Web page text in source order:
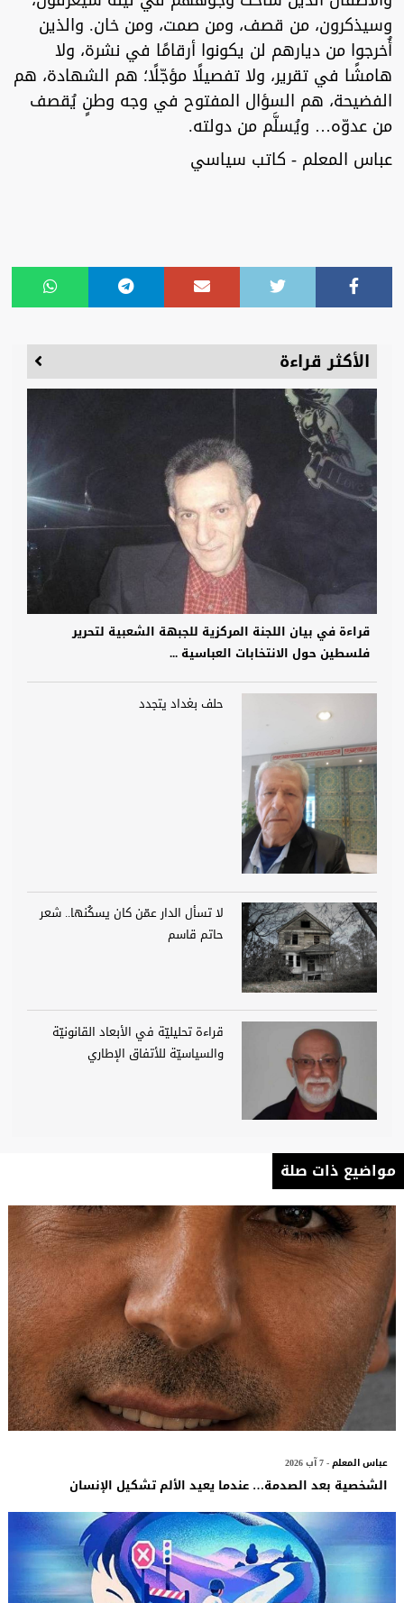
وسيذكرون، من قصف، ومن صمت، ومن خان. والذين
أُخرجوا من ديارهم لن يكونوا أرقامًا في نشرة، ولا
هامشًا في تقرير، ولا تفصيلًا مؤجّلًا؛ هم الشهادة، هم
الفضيحة، هم السؤال المفتوح في وجه وطنٍ يُقصف
من عدوّه… ويُسلَّم من دولته.
عباس المعلم - كاتب سياسي
الأكثر قراءة
قراءة في بيان اللجنة المركزية للجبهة الشعبية لتحرير
فلسطين حول الانتخابات العباسية ...
حلف بغداد يتجدد
لا تسأل الدار عمّن كان يسكُنها.. شعر
حاتم قاسم
قراءة تحليليّة في الأبعاد القانونيّة
والسياسيّة للأتفاق الإطاري
مواضيع ذات صلة
عباس المعلم- 7 آب 2026
الشخصية بعد الصدمة… عندما يعيد الألم تشكيل الإنسان